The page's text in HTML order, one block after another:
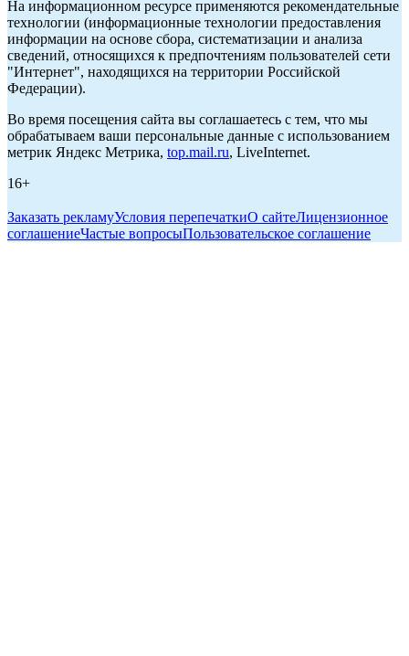
На информационном ресурсе применяются рекомендательные
технологии (информационные технологии предоставления
информации на основе сбора, систематизации и анализа
сведений, относящихся к предпочтениям пользователей сети
"Интернет", находящихся на территории Российской
Федерации).
Во время посещения сайта вы соглашаетесь с тем, что мы
обрабатываем ваши персональные данные с использованием
метрик Яндекс Метрика, top.mail.ru, LiveInternet.
16+
Заказать рекламуУсловия перепечаткиО сайтеЛицензионное
соглашениеЧастые вопросыПользовательское соглашение